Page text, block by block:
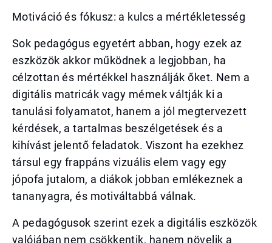
Motiváció és fókusz: a kulcs a mértékletesség
Sok pedagógus egyetért abban, hogy ezek az
eszközök akkor működnek a legjobban, ha
célzottan és mértékkel használják őket. Nem a
digitális matricák vagy mémek váltják ki a
tanulási folyamatot, hanem a jól megtervezett
kérdések, a tartalmas beszélgetések és a
kihívást jelentő feladatok. Viszont ha ezekhez
társul egy frappáns vizuális elem vagy egy
jópofa jutalom, a diákok jobban emlékeznek a
tananyagra, és motiváltabbá válnak.
A pedagógusok szerint ezek a digitális eszközök
valójában nem csökkentik, hanem növelik a